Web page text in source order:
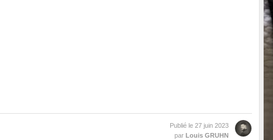
Publié le 27 juin 2023
par
Louis GRUHN